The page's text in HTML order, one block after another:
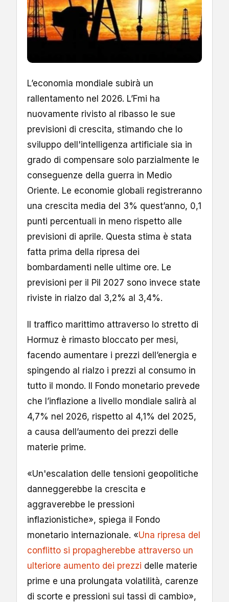
L’economia mondiale subirà un
rallentamento nel 2026. L’Fmi ha
nuovamente rivisto al ribasso le sue
previsioni di crescita, stimando che lo
sviluppo dell'intelligenza artificiale sia in
grado di compensare solo parzialmente le
conseguenze della guerra in Medio
Oriente. Le economie globali registreranno
una crescita media del 3% quest’anno, 0,1
punti percentuali in meno rispetto alle
previsioni di aprile. Questa stima è stata
fatta prima della ripresa dei
bombardamenti nelle ultime ore. Le
previsioni per il Pil 2027 sono invece state
riviste in rialzo dal 3,2% al 3,4%.
Il traffico marittimo attraverso lo stretto di
Hormuz è rimasto bloccato per mesi,
facendo aumentare i prezzi dell’energia e
spingendo al rialzo i prezzi al consumo in
tutto il mondo. Il Fondo monetario prevede
che l’inflazione a livello mondiale salirà al
4,7% nel 2026, rispetto al 4,1% del 2025,
a causa dell’aumento dei prezzi delle
materie prime.
«Un'escalation delle tensioni geopolitiche
danneggerebbe la crescita e
aggraverebbe le pressioni
inflazionistiche», spiega il Fondo
monetario internazionale. «Una ripresa del
conflitto si propagherebbe attraverso un
ulteriore aumento dei prezzi delle materie
prime e una prolungata volatilità, carenze
di scorte e pressioni sui tassi di cambio»,